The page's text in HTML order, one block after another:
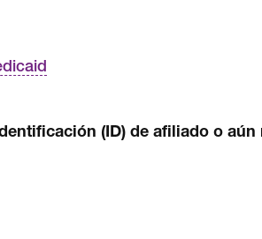
(ID) de afiliado o